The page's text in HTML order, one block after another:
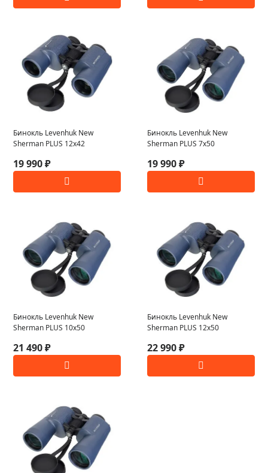
Бинокль Levenhuk New
Sherman PLUS 12x42
19 990 ₽
Бинокль Levenhuk New
Sherman PLUS 7x50
19 990 ₽
Бинокль Levenhuk New
Sherman PLUS 10x50
21 490 ₽
Бинокль Levenhuk New
Sherman PLUS 12x50
22 990 ₽